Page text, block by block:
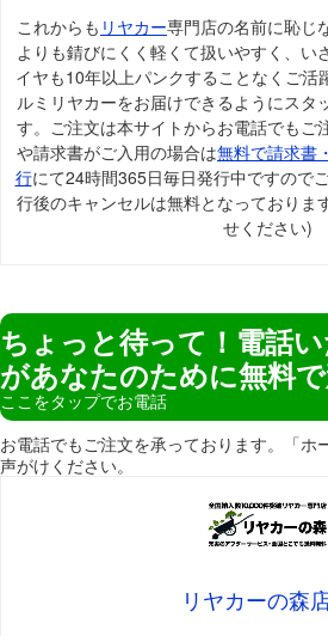
これからも リヤカー専門店の名前に恥じ
よりも錆びにくく軽くて扱いやすく、い
イヤも10年以上パンクすることなくご活
ルミリヤカーをお届けできるようにスタ
す。ご注文は本サイトからお電話でもご
や請求書がご入用の場合は無料で請求書
行にて24時間365日毎日発行中ですので
行後のキャンセルは無料となっておりま
せください)
ちょっと待って！電話
があなたのために無料
ここをタップでお電話
お電話でもご注文を承っております。「ホ
声がけください。
リヤカーの森